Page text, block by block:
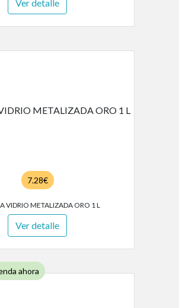
Ver detalle
7.28€
VIDRIO METALIZADA ORO 1 L
Ver detalle
ahora